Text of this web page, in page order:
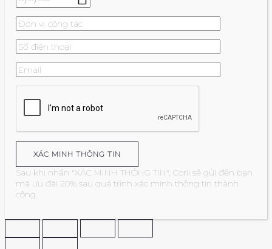
Sau khi nhấn "XÁC MINH THÔNG TIN", Corii sẽ gửi đến bạn
mã ưu đãi 20% sau quá trình xác minh thông tin thành
công.